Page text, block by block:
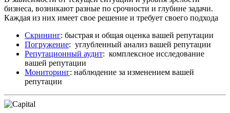
бизнеса, возникают разные по срочности и глубине задачи.
Каждая из них имеет свое решение и требует своего подхода
Скрининг: быстрая и общая оценка вашей репутации
Погружение: углубленный анализ вашей репутации
Репутационный аудит: комплексное исследование
вашей репутации
Мониторинг: наблюдение за изменением вашей
репутации